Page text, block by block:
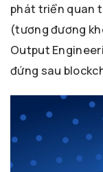
phát triển quan
(tương đương
Output
đứng sau